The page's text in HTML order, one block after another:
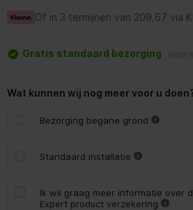
Of in 3 termijnen van 209,67 via
Gratis standaard bezorging
Wat kunnen wij nog meer voor u
Bezorging begane grond
Standaard installatie
Ik wil graag meer informatie over
Expert product verzekering